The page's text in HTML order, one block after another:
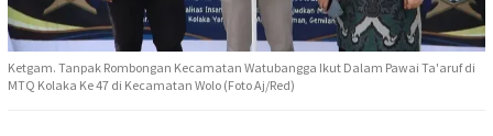
Ketgam. Tanpak Rombongan Kecamatan Watubangga Ikut Dalam Pawai Ta'aruf di
MTQ Kolaka Ke 47 di Kecamatan Wolo (Foto Aj/Red)